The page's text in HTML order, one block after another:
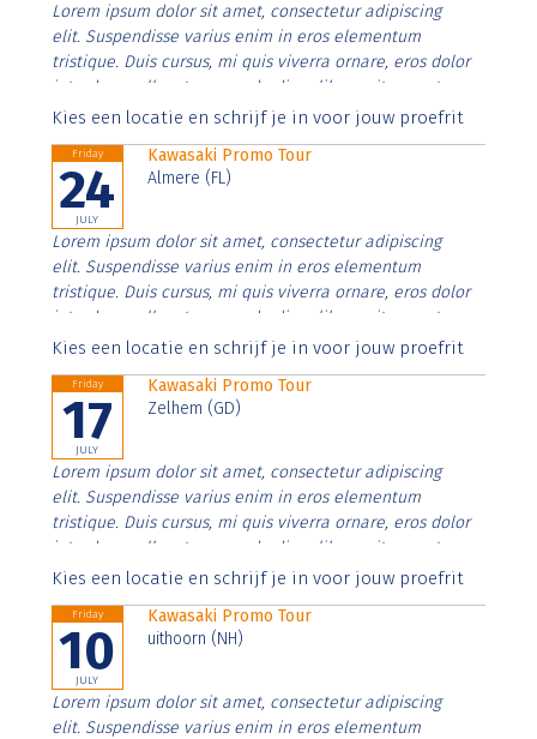
Lorem ipsum dolor sit amet, consectetur adipiscing
elit. Suspendisse varius enim in eros elementum
tristique. Duis cursus, mi quis viverra ornare, eros dolor
interdum nulla, ut commodo diam libero vitae erat.
Aenean faucibus nibh et justo cursus id rutrum lorem
Kies een locatie en schrijf je in voor jouw proefrit
Friday
24
JULY
Kawasaki Promo Tour
Almere (FL)
Lorem ipsum dolor sit amet, consectetur adipiscing
elit. Suspendisse varius enim in eros elementum
tristique. Duis cursus, mi quis viverra ornare, eros dolor
interdum nulla, ut commodo diam libero vitae erat.
Aenean faucibus nibh et justo cursus id rutrum lorem
Kies een locatie en schrijf je in voor jouw proefrit
Friday
17
JULY
Kawasaki Promo Tour
Zelhem (GD)
Lorem ipsum dolor sit amet, consectetur adipiscing
elit. Suspendisse varius enim in eros elementum
tristique. Duis cursus, mi quis viverra ornare, eros dolor
interdum nulla, ut commodo diam libero vitae erat.
Aenean faucibus nibh et justo cursus id rutrum lorem
Kies een locatie en schrijf je in voor jouw proefrit
Friday
10
JULY
Kawasaki Promo Tour
uithoorn (NH)
Lorem ipsum dolor sit amet, consectetur adipiscing
elit. Suspendisse varius enim in eros elementum